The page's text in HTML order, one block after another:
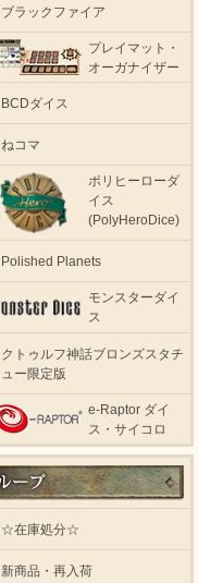
ブラックファイア
プレイマット・
オーガナイザー
BCDダイス
ねコマ
ポリヒーローダ
イス
(PolyHeroDice)
Polished Planets
モンスターダイ
ス
クトゥルフ神話ブロンズスタチ
ュー限定版
e-Raptor ダイ
ス・サイコロ
☆在庫処分☆
新商品・再入荷